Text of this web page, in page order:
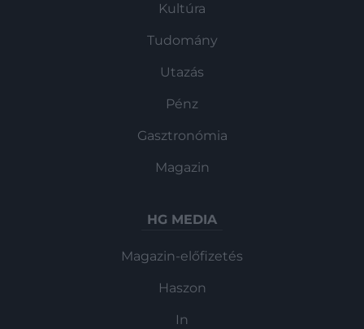
Kultúra
Tudomány
Utazás
Pénz
Gasztronómia
Magazin
HG MEDIA
Magazin-előfizetés
Haszon
In